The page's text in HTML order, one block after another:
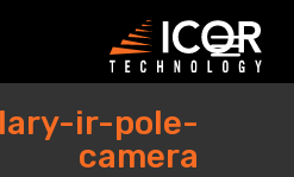
المحتوى
ir-pole-
camera